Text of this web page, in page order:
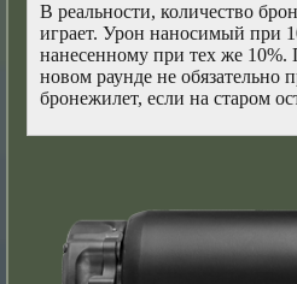
В реальности, количество
играет. Урон наносимый при
нанесенному при тех же 10%.
новом раунде не обязательно
бронежилет, если на старом